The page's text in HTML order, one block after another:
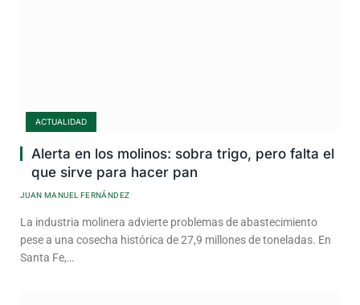
ACTUALIDAD
Alerta en los molinos: sobra trigo, pero falta el
que sirve para hacer pan
JUAN MANUEL FERNÁNDEZ
La industria molinera advierte problemas de abastecimiento
pese a una cosecha histórica de 27,9 millones de toneladas. En
Santa Fe,…